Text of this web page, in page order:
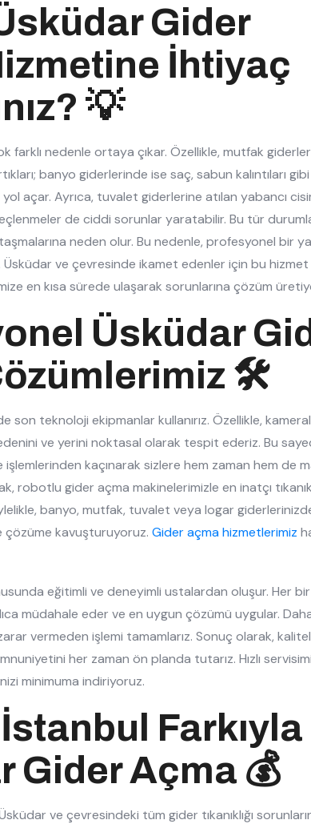
Gider
İhtiyaç
💡
farklı nedenle ortaya çıkar. Özellikle, mutfak
banyo giderlerinde ise saç, sabun kalıntıları gibi
yol açar. Ayrıca, tuvalet giderlerine atılan yabancı
de ciddi sorunlar yaratabilir. Bu tür
neden olur. Bu nedenle, profesyonel bir
Üsküdar ve çevresinde ikamet edenler için bu
en kısa sürede ulaşarak sorunlarına çözüm
Üsküdar
🛠️
son teknoloji ekipmanlar kullanırız. Özellikle,
ve yerini noktasal olarak tespit ederiz. Bu
işlemlerinden kaçınarak sizlere hem zaman hem de
robotlu gider açma makinelerimizle en inatçı
banyo, mutfak, tuvalet veya logar
çözüme kavuşturuyoruz. Gider açma hizmetlerimiz
eğitimli ve deneyimli ustalardan oluşur. Her bir
müdahale eder ve en uygun çözümü uygular.
vermeden işlemi tamamlarız. Sonuç olarak,
her zaman ön planda tutarız. Hızlı
minimuma indiriyoruz.
Farkıyla
Gider Açma 💰
ve çevresindeki tüm gider tıkanıklığı